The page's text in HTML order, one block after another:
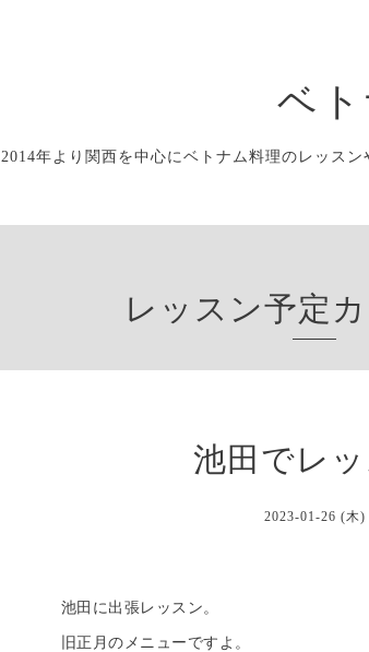
ベ
2014年より関西を中心にベトナム料理のレッス
レッスン予定
池田でレ
2023-01-26 (木)
池田に出張レッスン。
旧正月のメニューですよ。